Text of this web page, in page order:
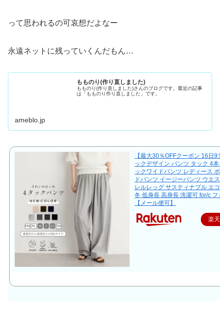
って思われるの可哀想だよなー
永遠ネットに残っていくんだもん…
もものり(作り直しました)
もものり(作り直しました)さんのブログです。最近の記事
は「もものり作り直しました」です。
ameblo.jp
【最大30％OFFクーポン 16日
ックデザイン パンツ タック 4
ックワイドパンツ レディース
ドパンツ イージーパンツ ウエ
レルレッグ サスティナブル エ
冬 低身長 高身長 洗濯可 for/c フ
【メール便可】
楽